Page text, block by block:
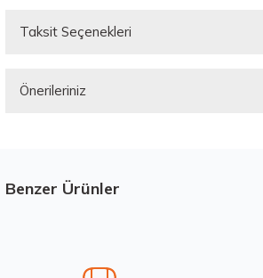
Taksit Seçenekleri
Önerileriniz
Görüş ve önerileriniz için teşekkür ederiz.
Benzer Ürünler